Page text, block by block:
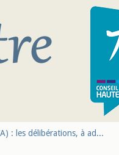
: les délibérations, à ad...